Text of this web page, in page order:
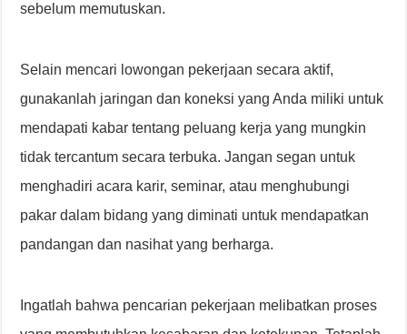
sebelum memutuskan.
Selain mencari lowongan pekerjaan secara aktif,
gunakanlah jaringan dan koneksi yang Anda miliki untuk
mendapati kabar tentang peluang kerja yang mungkin
tidak tercantum secara terbuka. Jangan segan untuk
menghadiri acara karir, seminar, atau menghubungi
pakar dalam bidang yang diminati untuk mendapatkan
pandangan dan nasihat yang berharga.
Ingatlah bahwa pencarian pekerjaan melibatkan proses